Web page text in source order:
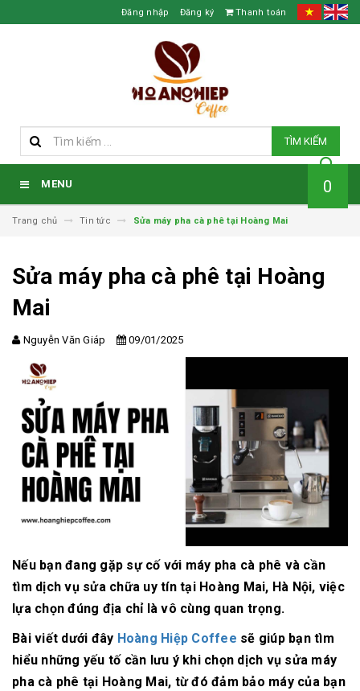
Đăng nhập Đăng ký Thanh toán
TÌM KIẾM
MENU 0
Trang chủ Tin tức Sửa máy pha cà phê tại Hoàng Mai
Sửa máy pha cà phê tại Hoàng
Mai
Nguyễn Văn Giáp 09/01/2025
Nếu bạn đang gặp sự cố với máy pha cà phê và cần
tìm dịch vụ sửa chữa uy tín tại Hoàng Mai, Hà Nội, việc
lựa chọn đúng địa chỉ là vô cùng quan trọng.
Bài viết dưới đây Hoàng Hiệp Coffee sẽ giúp bạn tìm
hiểu những yếu tố cần lưu ý khi chọn dịch vụ sửa máy
pha cà phê tại Hoàng Mai, từ đó đảm bảo máy của bạn